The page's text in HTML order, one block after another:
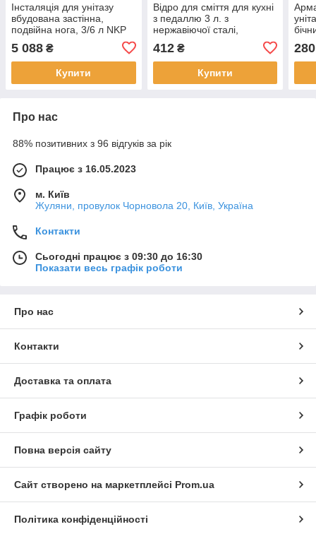
Інсталяція для унітазу
вбудована застінна,
подвійна нога, 3/6 л NKP
5 088 ₴
Купити
Відро для сміття для кухні
з педаллю 3 л. з
нержавіючої сталі,
(SANPREIS)
412₴
Купити
280
Про нас
88% позитивних з 96 відгуків за рік
Працює з 16.05.2023
м. Київ
Жуляни, провулок Чорновола 20, Київ, Україна
Контакти
Сьогодні працює з 09:30 до 16:30
Показати весь графік роботи
Про нас
Контакти
Доставка та оплата
Графік роботи
Повна версія сайту
Сайт створено на маркетплейсі Prom.ua
Політика конфіденційності